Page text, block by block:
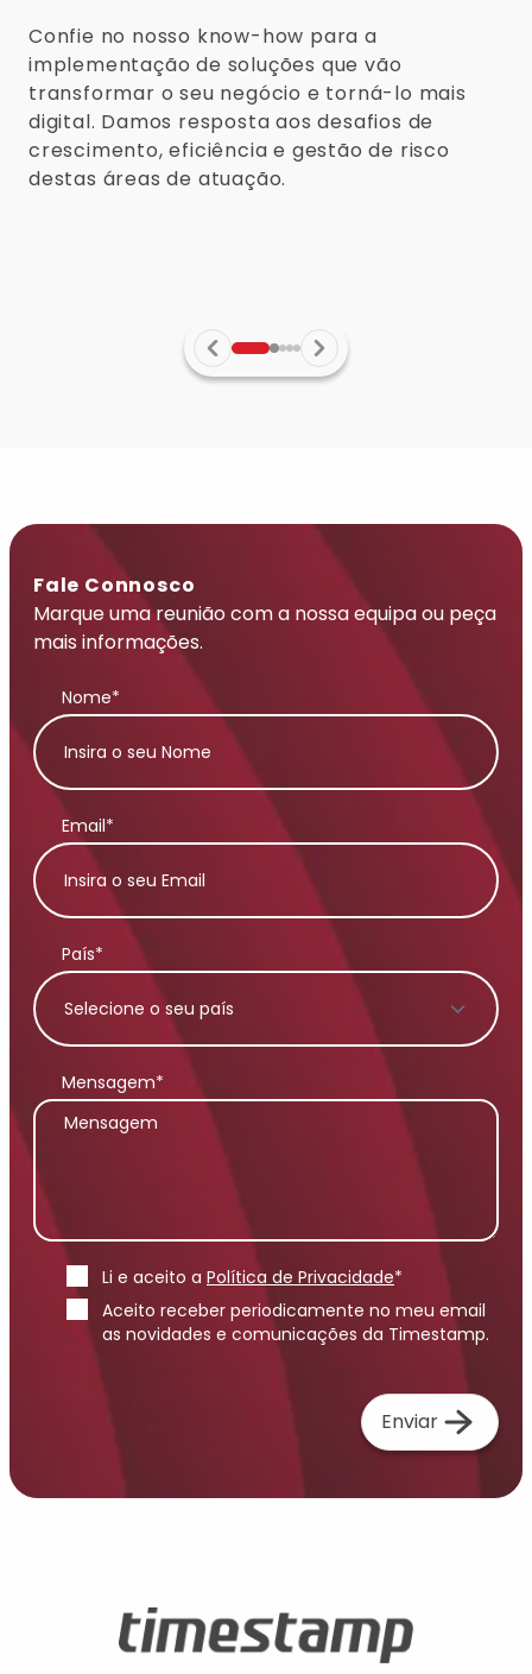
Confie no nosso know-how para a
implementação de soluções que vão
transformar o seu negócio e torná-lo mais
digital. Damos resposta aos desafios de
crescimento, eficiência e gestão de risco
destas áreas de atuação.
Fale Connosco
Marque uma reunião com a nossa equipa ou peça
mais informações.
Nome*
Email*
País*
Mensagem*
Li e aceito a Política de Privacidade*
Aceito receber periodicamente no meu email
as novidades e comunicações da Timestamp.
Enviar